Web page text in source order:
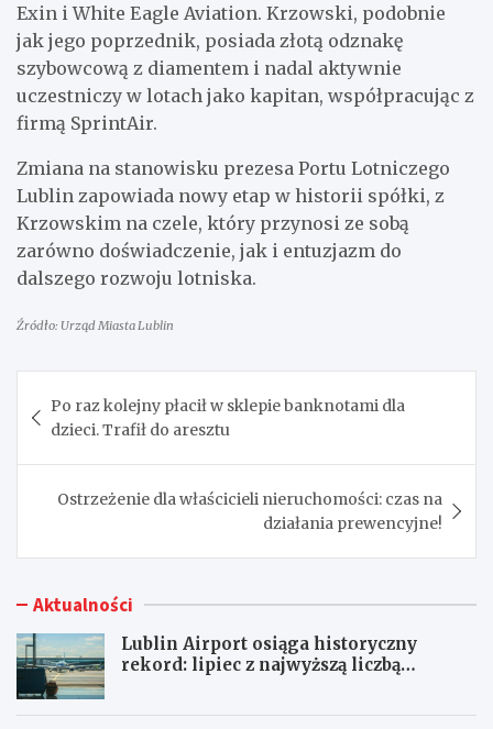
Exin i White Eagle Aviation. Krzowski, podobnie
jak jego poprzednik, posiada złotą odznakę
szybowcową z diamentem i nadal aktywnie
uczestniczy w lotach jako kapitan, współpracując z
firmą SprintAir.
Zmiana na stanowisku prezesa Portu Lotniczego
Lublin zapowiada nowy etap w historii spółki, z
Krzowskim na czele, który przynosi ze sobą
zarówno doświadczenie, jak i entuzjazm do
dalszego rozwoju lotniska.
Źródło: Urząd Miasta Lublin
wpisu
Po raz kolejny płacił w sklepie banknotami dla
dzieci. Trafił do aresztu
Ostrzeżenie dla właścicieli nieruchomości: czas na
działania prewencyjne!
Aktualności
Lublin Airport osiąga historyczny
rekord: lipiec z najwyższą liczbą